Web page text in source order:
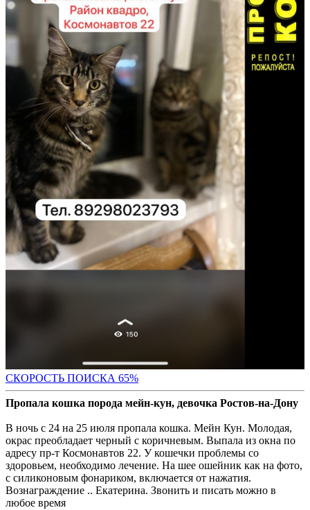
СКОРОСТЬ ПОИСКА 65%
Пропала кошка порода мейн-кун, девочка Ростов-на-Дону
В ночь с 24 на 25 июля пропала кошка. Мейн Кун. Молодая,
окрас преобладает черный с коричневым. Выпала из окна по
адресу пр-т Космонавтов 22. У кошечки проблемы со
здоровьем, необходимо лечение. На шее ошейник как на фото,
с силиконовым фонариком, включается от нажатия.
Вознаграждение .. Екатерина. Звонить и писать можно в
любое время